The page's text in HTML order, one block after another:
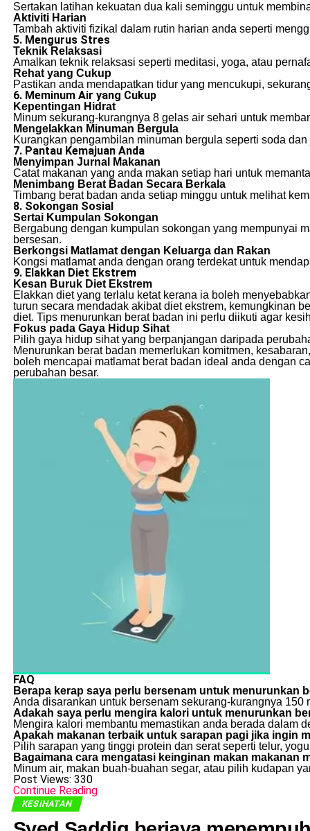
Sertakan latihan kekuatan dua kali seminggu untuk
Aktiviti Harian
Tambah aktiviti fizikal dalam rutin harian anda seperti
5. Mengurus Stres
Teknik Relaksasi
Amalkan teknik relaksasi seperti meditasi, yoga, atau
Rehat yang Cukup
Pastikan anda mendapatkan tidur yang mencukupi,
6. Meminum Air yang Cukup
Kepentingan Hidrat
Minum sekurang-kurangnya 8 gelas air sehari untuk
Mengelakkan Minuman Bergula
Kurangkan pengambilan minuman bergula seperti soda
7. Pantau Kemajuan Anda
Menyimpan Jurnal Makanan
Catat makanan yang anda makan setiap hari untuk
Menimbang Berat Badan Secara Berkala
Timbang berat badan anda setiap minggu untuk melihat
8. Sokongan Sosial
Sertai Kumpulan Sokongan
Bergabung dengan kumpulan sokongan yang mempunyai
bersesan.
Berkongsi Matlamat dengan Keluarga dan Rakan
Kongsi matlamat anda dengan orang terdekat untuk
9. Elakkan Diet Ekstrem
Kesan Buruk Diet Ekstrem
Elakkan diet yang terlalu ketat kerana ia boleh
turun secara mendadak akibat diet ekstrem, kemungkinan
diet. Tips menurunkan berat badan ini perlu diikuti agar
Fokus pada Gaya Hidup Sihat
Pilih gaya hidup sihat yang berpanjangan daripada
Menurunkan berat badan memerlukan komitmen,
boleh mencapai matlamat berat badan ideal anda dengan
perubahan besar.
FAQ
Berapa kerap saya perlu bersenam untuk menurunkan
Anda disarankan untuk bersenam sekurang-kurangnya
Adakah saya perlu mengira kalori untuk menurunkan
Mengira kalori membantu memastikan anda berada dalam
Apakah makanan terbaik untuk sarapan pagi jika ingin
Pilih sarapan yang tinggi protein dan serat seperti telur,
Bagaimana cara mengatasi keinginan makan makanan
Minum air, makan buah-buahan segar, atau pilih kudapan
Post Views: 330
Continue Reading
KESIHATAN